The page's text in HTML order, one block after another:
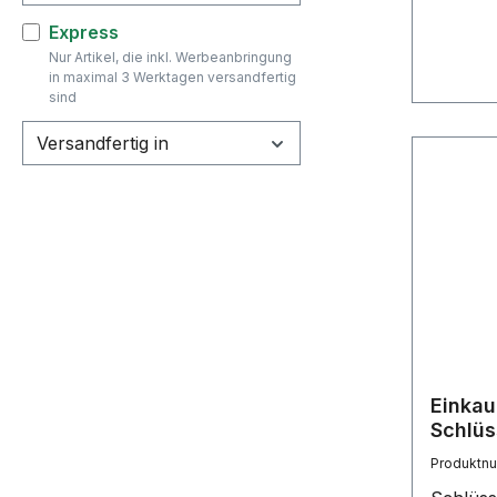
Filter hinzufügen: Express
Express
Nur Artikel, die inkl. Werbeanbringung
in maximal 3 Werktagen versandfertig
sind
Versandfertig in